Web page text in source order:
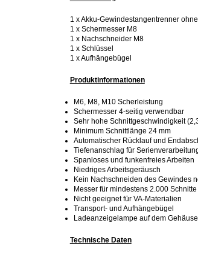
1 x Akku-Gewindestangentrenner
1 x Schermesser M8
1 x Nachschneider M8
1 x Schlüssel
1 x Aufhängebügel
Produktinformationen
M6, M8, M10 Scherleistung
Schermesser 4-seitig verwendbar
Sehr hohe Schnittgeschwindigkeit
Minimum Schnittlänge 24 mm
Automatischer Rücklauf und
Tiefenanschlag für
Spanloses und funkenfreies Arbeiten
Niedriges Arbeitsgeräusch
Kein Nachschneiden des Gewindes
Messer für mindestens 2.000
Nicht geeignet für VA-Materialien
Transport- und Aufhängebügel
Ladeanzeigelampe auf dem
Technische Daten